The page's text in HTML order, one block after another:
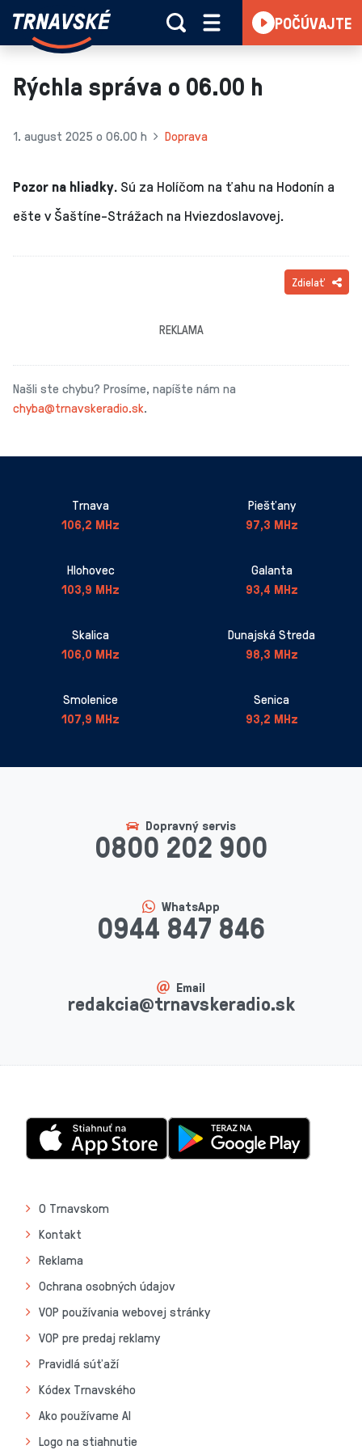
Skočiť na obsah
Trnavské
Vieme,
čo
deje
POČÚVAJTE
Rýchla správa o 06.00 h
1. august 2025 o 06.00 h Doprava
Pozor na hliadky. Sú za Holíčom na ťahu na Hodonín a
ešte v Šaštíne-Strážach na Hviezdoslavovej.
Zdielať
REKLAMA
Našli ste chybu? Prosíme, napíšte nám na
chyba@trnavskeradio.sk.
Trnava
106,2 MHz
Piešťany
97,3 MHz
Hlohovec
103,9 MHz
Galanta
93,4 MHz
Skalica
106,0 MHz
Dunajská Streda
98,3 MHz
Smolenice
107,9 MHz
Senica
93,2 MHz
Dopravný servis
0800 202 900
WhatsApp
0944 847 846
Email
redakcia@trnavskeradio.sk
O Trnavskom
Kontakt
Reklama
Ochrana osobných údajov
VOP používania webovej stránky
VOP pre predaj reklamy
Pravidlá súťaží
Kódex Trnavského
Ako používame AI
Logo na stiahnutie